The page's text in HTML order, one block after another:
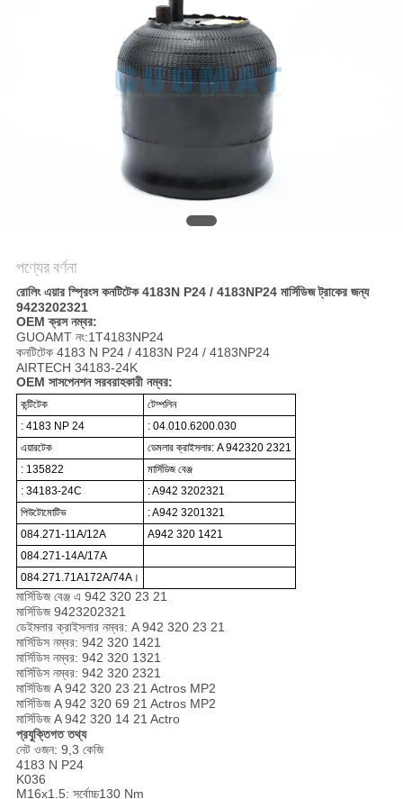
পণ্যের বর্ণনা
রোলিং এয়ার স্প্রিংস কনটিটেক 4183N P24 / 4183NP24 মার্সিডিজ ট্রাকের জন্য
9423202321
OEM ক্রস নম্বর:
GUOAMT নং:1T4183NP24
কনটিটেক 4183 N P24 / 4183N P24 / 4183NP24
AIRTECH 34183-24K
OEM সাসপেনশন সরবরাহকারী নম্বর:
কন্টিটেক
টেম্পলিন
: 4183 NP 24
: 04.010.6200.030
এয়ারটেক
ডেমলার ক্রাইসলার: A 942320 2321
: 135822
মার্সিডিজ বেঞ্জ
: 34183-24C
: A942 3202321
পিউটোমোটিভ
: A942 3201321
084.271-11A/12A
A942 320 1421
084.271-14A/17A
084.271.71A172A/74A।
মার্সিডিজ বেঞ্জ এ 942 320 23 21
মার্সিডিজ 9423202321
ডেইমলার ক্রাইসলার নম্বর: A 942 320 23 21
মার্সিডিস নম্বর: 942 320 1421
মার্সিডিস নম্বর: 942 320 1321
মার্সিডিস নম্বর: 942 320 2321
মার্সিডিজ A 942 320 23 21 Actros MP2
মার্সিডিজ A 942 320 69 21 Actros MP2
মার্সিডিজ A 942 320 14 21 Actro
প্রযুক্তিগত তথ্য
নেট ওজন: 9,3 কেজি
4183 N P24
K036
M16x1.5: সর্বোচ্চ130 Nm